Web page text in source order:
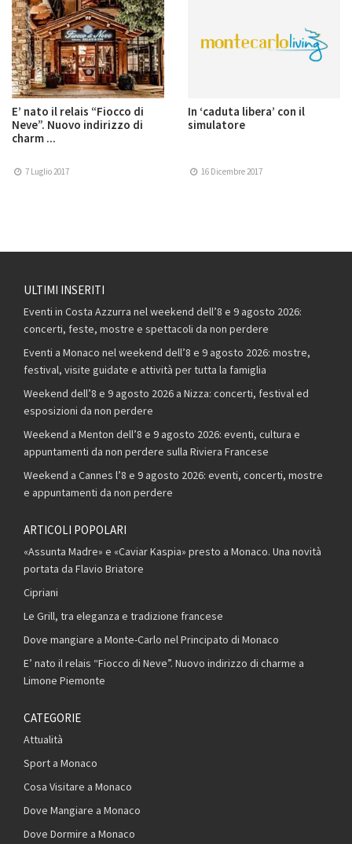
E’ nato il relais “Fiocco di
Neve”. Nuovo indirizzo di
charm ...
7 Luglio 2017
In ‘caduta libera’ con il
simulatore
16 Dicembre 2017
ULTIMI INSERITI
Eventi in Costa Azzurra nel weekend dell’8 e 9 agosto 2026:
concerti, feste, mostre e spettacoli da non perdere
Eventi a Monaco nel weekend dell’8 e 9 agosto 2026: mostre,
festival, visite guidate e attività per tutta la famiglia
Weekend dell’8 e 9 agosto 2026 a Nizza: concerti, festival ed
esposizioni da non perdere
Weekend a Menton dell’8 e 9 agosto 2026: eventi, cultura e
appuntamenti da non perdere sulla Riviera Francese
Weekend a Cannes l’8 e 9 agosto 2026: eventi, concerti, mostre
e appuntamenti da non perdere
ARTICOLI POPOLARI
«Assunta Madre» e «Caviar Kaspia» presto a Monaco. Una novità
portata da Flavio Briatore
Cipriani
Le Grill, tra eleganza e tradizione francese
Dove mangiare a Monte-Carlo nel Principato di Monaco
E’ nato il relais “Fiocco di Neve”. Nuovo indirizzo di charme a
Limone Piemonte
CATEGORIE
Attualità
Sport a Monaco
Cosa Visitare a Monaco
Dove Mangiare a Monaco
Dove Dormire a Monaco